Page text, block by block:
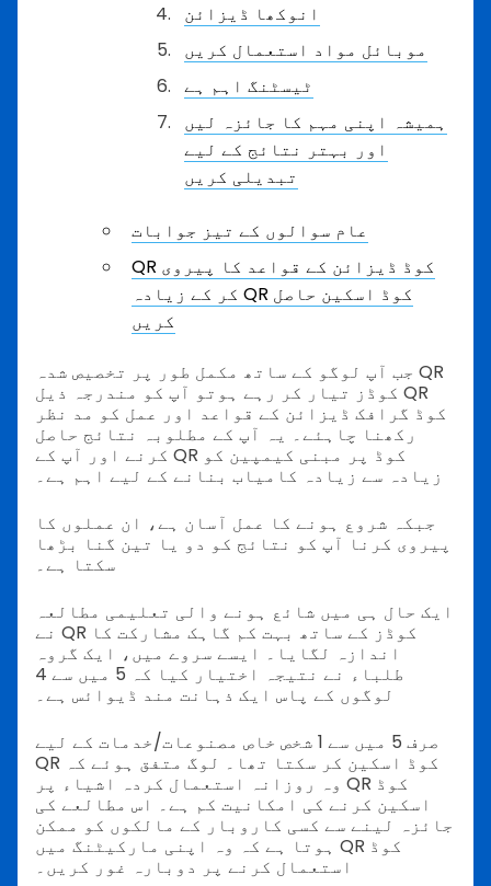
انوکھا ڈیزائن
موبائل مواد استعمال کریں
ٹیسٹنگ اہم ہے
ہمیشہ اپنی مہم کا جائزہ لیں
اور بہتر نتائج کے لیے
تبدیلی کریں
عام سوالوں کے تیز جوابات
QR کوڈ ڈیزائن کے قواعد کا پیروی
کر کے زیادہ QR کوڈ اسکین حاصل
کریں
جب آپ لوگو کے ساتھ مکمل طور پر تخصیص شدہ QR
کوڈز تیار کر رہے ہوتو آپ کو مندرجہ ذیل QR
کوڈ گرافک ڈیزائن کے قواعد اور عمل کو مد نظر
رکھنا چاہئے۔ یہ آپ کے مطلوبہ نتائج حاصل
کرنے اور آپ کے QR کوڈ پر مبنی کیمپین کو
زیادہ سے زیادہ کامیاب بنانے کے لیے اہم ہے۔
جبکہ شروع ہونے کا عمل آسان ہے، ان عملوں کا
پیروی کرنا آپ کو نتائج کو دو یا تین گنا بڑھا
سکتا ہے۔
ایک حال ہی میں شائع ہونے والی تعلیمی مطالعہ
نے QR کوڈز کے ساتھ بہت کم گاہک مشارکت کا
اندازہ لگایا۔ ایسے سروے میں، ایک گروہ
طلباء نے نتیجہ اختیار کیا کہ 5 میں سے 4
لوگوں کے پاس ایک ذہانت مند ڈیوائس ہے۔
صرف 5 میں سے 1 شخص خاص مصنوعات/خدمات کے لیے
QR کوڈ اسکین کر سکتا تھا۔ لوگ متفق ہوئے کہ
وہ روزانہ استعمال کردہ اشیاء پر QR کوڈ
اسکین کرنے کی امکانیت کم ہے۔ اس مطالعے کی
جائزہ لینے سے کسی کاروبار کے مالکوں کو ممکن
ہوتا ہے کہ وہ اپنی مارکیٹنگ میں QR کوڈ
استعمال کرنے پر دوبارہ غور کریں۔